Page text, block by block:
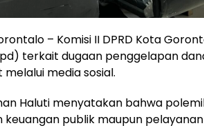
– Komisi II DPRD Kota
terkait dugaan penggelapan
media sosial.
Haluti menyatakan bahwa
publik maupun